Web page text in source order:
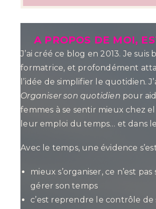
A PROPOS DE MOI,
J’ai créé ce blog en 2013. Je suis
formatrice, et profondément
l’idée de simplifier le quotidien.
Organiser son quotidien pour
femmes à se sentir mieux chez
leur emploi du temps… et dans
Avec le temps, une évidence
mieux s’organiser, ce n’est
gérer son temps
c’est reprendre le contrôle de